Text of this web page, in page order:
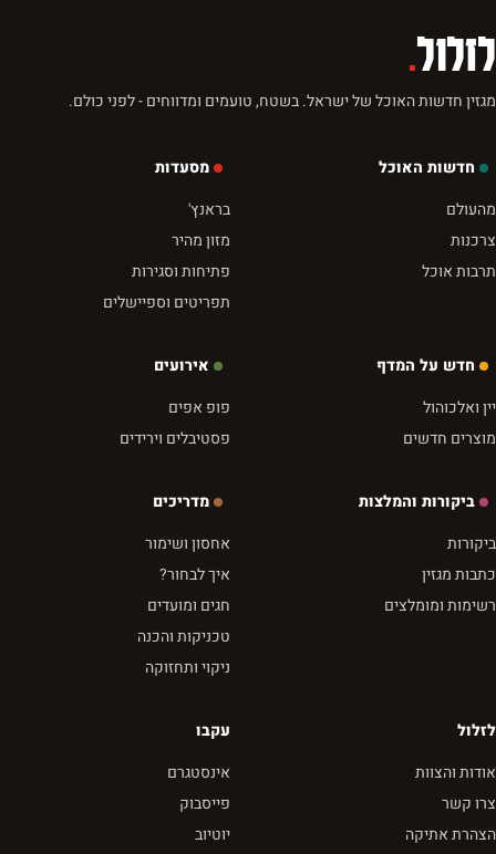
לזלול.
מגזין חדשות האוכל של ישראל. בשטח, טועמים ומדווחים - לפני כולם.
חדשות האוכל
מהעולם
צרכנות
תרבות אוכל
מסעדות
בראנץ'
מזון מהיר
פתיחות וסגירות
תפריטים וספיישלים
חדש על המדף
יין ואלכוהול
מוצרים חדשים
אירועים
פופ אפים
פסטיבלים וירידים
ביקורות והמלצות
ביקורות
כתבות מגזין
רשימות ומומלצים
מדריכים
אחסון ושימור
איך לבחור?
חגים ומועדים
טכניקות והכנה
ניקוי ותחזוקה
לזלול
אודות והצוות
צרו קשר
הצהרת אתיקה
עקבו
אינסטגרם
פייסבוק
יוטיוב